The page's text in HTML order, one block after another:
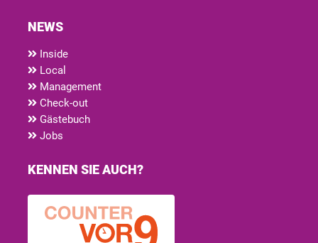
NEWS
Inside
Local
Management
Check-out
Gästebuch
Jobs
KENNEN SIE AUCH?